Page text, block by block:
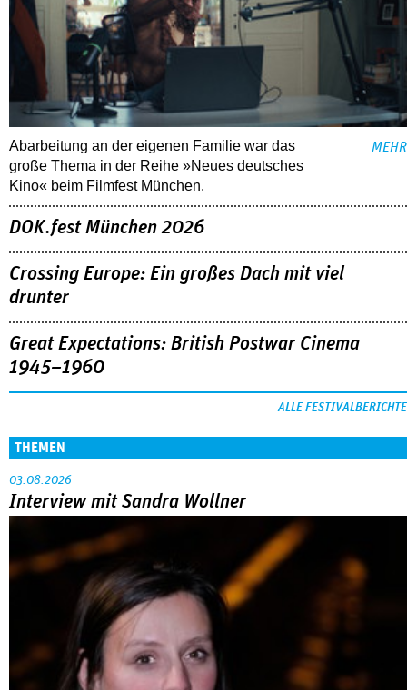
Abarbeitung an der eigenen Familie war das
große Thema in der Reihe »Neues deutsches
Kino« beim Filmfest München.
MEHR
DOK.fest München 2026
Crossing Europe: Ein großes Dach mit viel
drunter
Great Expectations: British Postwar Cinema
1945–1960
ALLE FESTIVALBERICHTE
THEMEN
03.08.2026
Interview mit Sandra Wollner